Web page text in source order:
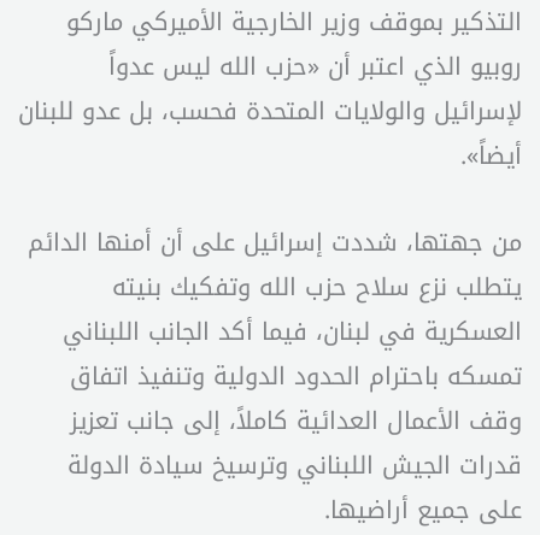
التذكير بموقف وزير الخارجية الأميركي ماركو
روبيو الذي اعتبر أن «حزب الله ليس عدواً
لإسرائيل والولايات المتحدة فحسب، بل عدو للبنان
أيضاً».
من جهتها، شددت إسرائيل على أن أمنها الدائم
يتطلب نزع سلاح حزب الله وتفكيك بنيته
العسكرية في لبنان، فيما أكد الجانب اللبناني
تمسكه باحترام الحدود الدولية وتنفيذ اتفاق
وقف الأعمال العدائية كاملاً، إلى جانب تعزيز
قدرات الجيش اللبناني وترسيخ سيادة الدولة
على جميع أراضيها.